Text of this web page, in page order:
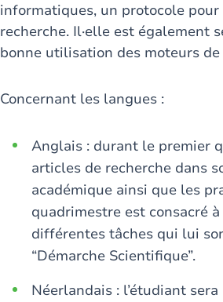
informatiques, un protocole
recherche. Il·elle est également
bonne utilisation des moteurs
Concernant les langues :
Anglais : durant le premier
articles de recherche dans
académique ainsi que les
quadrimestre est consacré
différentes tâches qui lui
“Démarche Scientifique”.
Néerlandais : l’étudiant